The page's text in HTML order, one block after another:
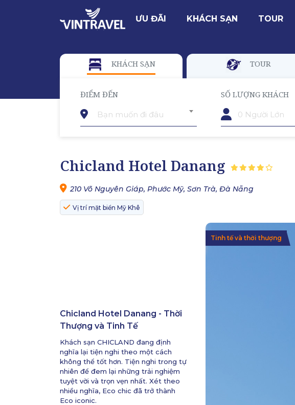
ƯU ĐÃI KHÁCH SẠN TOUR
KHÁCH SẠN TOUR
ĐIỂM ĐẾN
Bạn muốn đi đâu
SỐ LƯỢNG KHÁCH
Chicland Hotel Danang
210 Võ Nguyên Giáp, Phước Mỹ, Sơn Trà, Đà Nẵng
Vị trí mặt biển Mỹ Khê
Chicland Hotel Danang - Thời
Thượng và Tinh Tế
Khách sạn CHICLAND đang định
nghĩa lại tiện nghi theo một cách
không thể tốt hơn. Tiện nghi trong tự
nhiên để đem lại những trải nghiệm
tuyệt vời và trọn vẹn nhất. Xét theo
nhiều nghĩa, Eco chic đã trở thành
Eco iconic.
Tinh tế và thời thượng